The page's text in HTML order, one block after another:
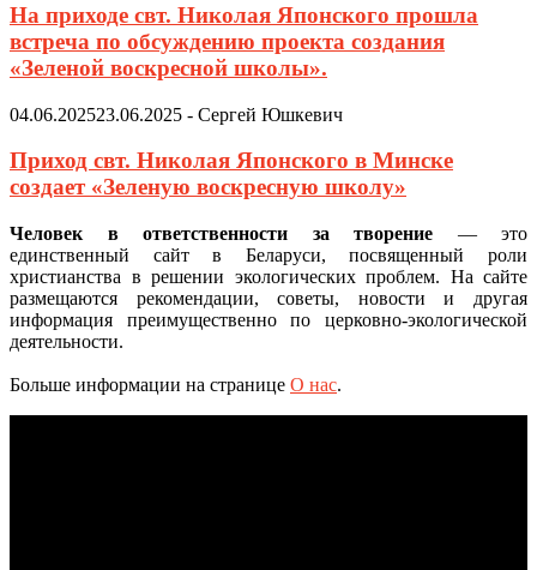
На приходе свт. Николая Японского прошла
встреча по обсуждению проекта создания
«Зеленой воскресной школы».
04.06.202523.06.2025 - Сергей Юшкевич
Приход свт. Николая Японского в Минске
создает «Зеленую воскресную школу»
Человек в ответственности за творение — это
единственный сайт в Беларуси, посвященный роли
христианства в решении экологических проблем. На сайте
размещаются рекомендации, советы, новости и другая
информация преимущественно по церковно-экологической
деятельности.
Больше информации на странице О нас.